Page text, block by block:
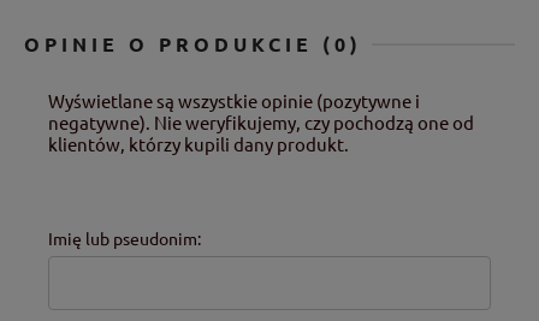
OPINIE O PRODUKCIE (0)
Wyświetlane są wszystkie opinie (pozytywne i
negatywne). Nie weryfikujemy, czy pochodzą one od
klientów, którzy kupili dany produkt.
Imię lub pseudonim: